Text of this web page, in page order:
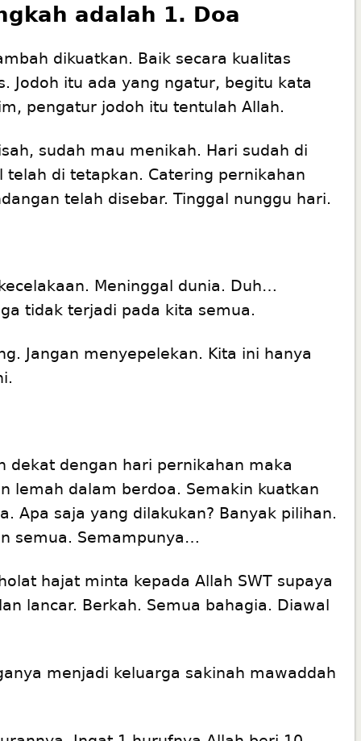
adalah 1. Doa
dikuatkan. Baik secara kualitas
Jodoh itu ada yang ngatur, begitu kata
pengatur jodoh itu tentulah Allah.
sudah mau menikah. Hari sudah di
telah di tetapkan. Catering pernikahan
telah disebar. Tinggal nunggu hari.
Meninggal dunia. Duh…
tidak terjadi pada kita semua.
Jangan menyepelekan. Kita ini hanya
dekat dengan hari pernikahan maka
lemah dalam berdoa. Semakin kuatkan
Apa saja yang dilakukan? Banyak pilihan.
semua. Semampunya…
hajat minta kepada Allah SWT supaya
lancar. Berkah. Semua bahagia. Diawal
menjadi keluarga sakinah mawaddah